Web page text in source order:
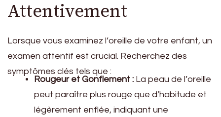
Attentivement
Lorsque vous examinez l’oreille de votre enfant, un
examen attentif est crucial. Recherchez des
symptômes clés tels que :
Rougeur et Gonflement : La peau de l’oreille
peut paraître plus rouge que d’habitude et
légèrement enflée, indiquant une